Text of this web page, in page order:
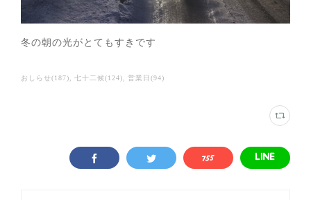
冬の朝の光がとてもすきです
おしらせ(187) 七十二候(124) 営業日 (94)